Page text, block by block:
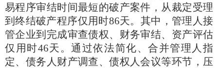
易程序审结时间最短的破产案件，从裁定受理
到终结破产程序仅用时86天。其中，管理人接
管企业到完成审查债权、财务审结、资产评估
仅用时46天。通过依法简化、合并管理人指
定、债务人财产调查、债权人会议等环节，压